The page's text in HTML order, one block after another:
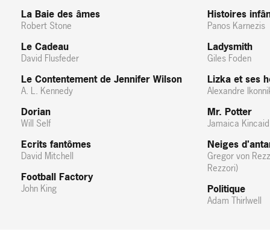
La Baie des âmes
Robert Stone
Le Cadeau
David Flusfeder
Le Contentement de Jennifer Wilson
A. L. Kennedy
Dorian
Will Self
Ecrits fantômes
David Mitchell
Football Factory
John King
Histoires
Panos Karnezis
Ladysmith
Giles Foden
Lizka et ses
Alexandre
Mr. Potter
Jamaica Kincaid
Neiges
Gregor von
Rezzori)
Politique
Adam Thirlwell